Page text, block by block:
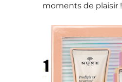
moments de plaisir !